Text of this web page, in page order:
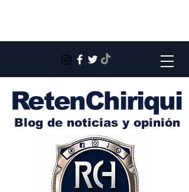
RetenChiriqui
Blog de noticias y opinión